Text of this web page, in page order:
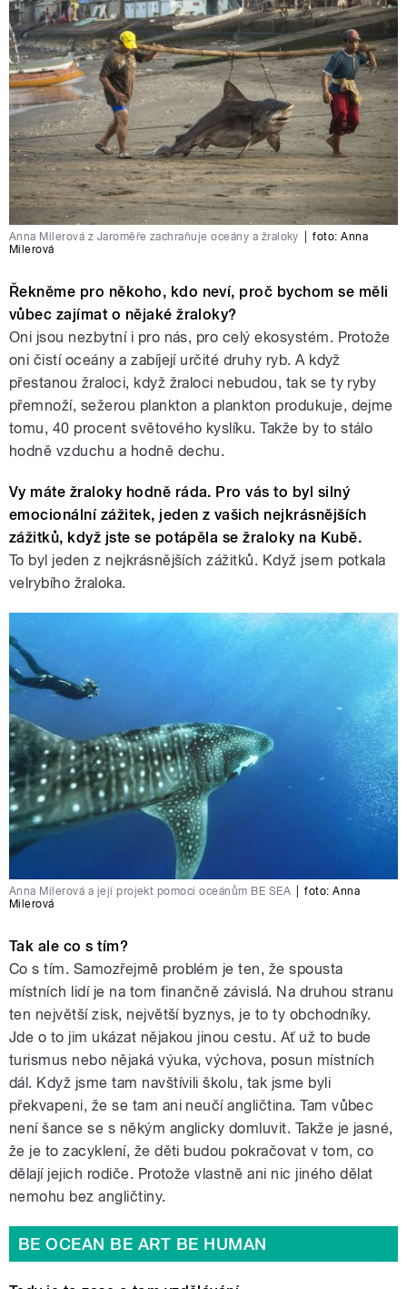
Anna Milerová z Jaroměře zachraňuje oceány a žraloky foto:Anna
Milerová
Řekněme pro někoho, kdo neví, proč bychom se měli
vůbec zajímat o nějaké žraloky?
Oni jsou nezbytní i pro nás, pro celý ekosystém. Protože
oni čistí oceány a zabíjejí určité druhy ryb. A když
přestanou žraloci, když žraloci nebudou, tak se ty ryby
přemnoží, sežerou plankton a plankton produkuje, dejme
tomu, 40 procent světového kyslíku. Takže by to stálo
hodně vzduchu a hodně dechu.
Vy máte žraloky hodně ráda. Pro vás to byl silný
emocionální zážitek, jeden z vašich nejkrásnějších
zážitků, když jste se potápěla se žraloky na Kubě.
To byl jeden z nejkrásnějších zážitků. Když jsem potkala
velrybího žraloka.
Anna Milerová a její projekt pomoci oceánům BE SEA foto:Anna
Milerová
Tak ale co s tím?
Co s tím. Samozřejmě problém je ten, že spousta
místních lidí je na tom finančně závislá. Na druhou stranu
ten největší zisk, největší byznys, je to ty obchodníky.
Jde o to jim ukázat nějakou jinou cestu. Ať už to bude
turismus nebo nějaká výuka, výchova, posun místních
dál. Když jsme tam navštívili školu, tak jsme byli
překvapeni, že se tam ani neučí angličtina. Tam vůbec
není šance se s někým anglicky domluvit. Takže je jasné,
že je to zacyklení, že děti budou pokračovat v tom, co
dělají jejich rodiče. Protože vlastně ani nic jiného dělat
nemohu bez angličtiny.
BE OCEAN BE ART BE HUMAN